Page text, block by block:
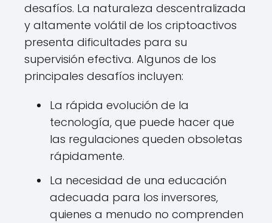
desafíos. La naturaleza descentralizada
y altamente volátil de los criptoactivos
presenta dificultades para su
supervisión efectiva. Algunos de los
principales desafíos incluyen:
La rápida evolución de la
tecnología, que puede hacer que
las regulaciones queden obsoletas
rápidamente.
La necesidad de una educación
adecuada para los inversores,
quienes a menudo no comprenden